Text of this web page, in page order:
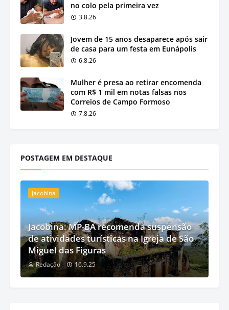
no colo pela primeira vez
3.8.26
Jovem de 15 anos desaparece após sair
de casa para um festa em Eunápolis
6.8.26
Mulher é presa ao retirar encomenda
com R$ 1 mil em notas falsas nos
Correios de Campo Formoso
7.8.26
POSTAGEM EM DESTAQUE
Jacobina
Jacobina: MP-BA recomenda suspensão
de atividades turísticas na Igreja de São
Miguel das Figuras
Redação 16.9.25